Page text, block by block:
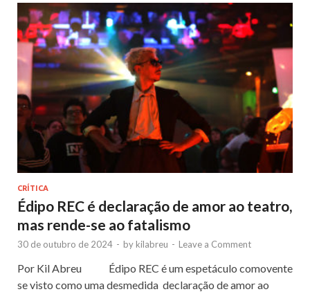
CRÍTICA
Édipo REC é declaração de amor ao teatro,
mas rende-se ao fatalismo
30 de outubro de 2024 - by kilabreu - Leave a Comment
Por Kil Abreu Édipo REC é um espetáculo comovente
se visto como uma desmedida declaração de amor ao